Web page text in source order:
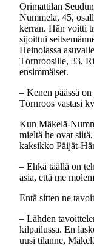
Orimattilan
Nummela, 45,
kerran. Hän voitti
sijoittui
Heinolassa
Törnroosille, 33,
ensimmäiset.
– Kenen päässä
Törnroos vastasi
Kun Mäkelä-
mieltä he ovat
kaksikko Päijät-
– Ehkä täällä on
asia, että me
Entä sitten ne
– Lähden
kilpailussa. En
uusi tilanne,